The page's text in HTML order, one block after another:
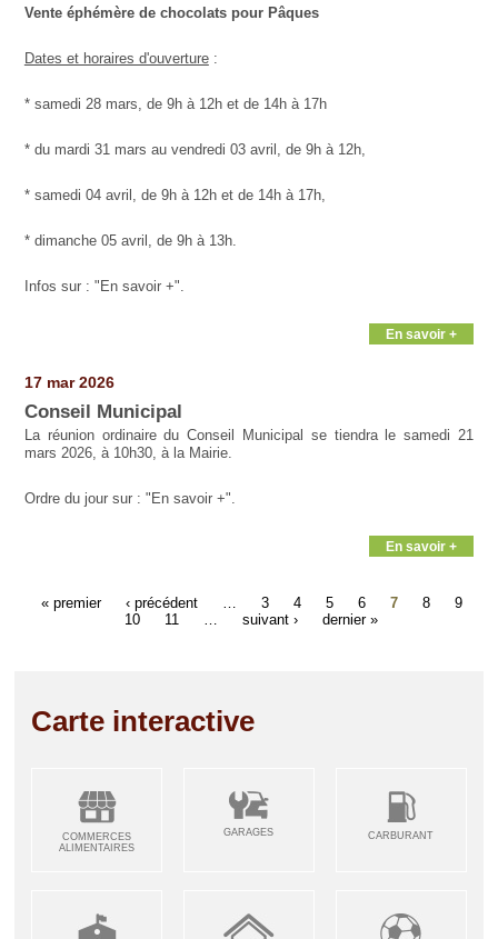
Vente éphémère de chocolats pour Pâques
Dates et horaires d'ouverture:
* samedi 28 mars, de 9h à 12h et de 14h à 17h
* du mardi 31 mars au vendredi 03 avril, de 9h à 12h,
* samedi 04 avril, de 9h à 12h et de 14h à 17h,
* dimanche 05 avril, de 9h à 13h.
Infos sur : "En savoir +".
En savoir +
17 mar 2026
Conseil Municipal
La réunion ordinaire du Conseil Municipal se tiendra le samedi 21
mars 2026, à 10h30, à la Mairie.
Ordre du jour sur : "En savoir +".
En savoir +
« premier ‹ précédent 3 4 5 6 7 8
9
10
11 suivant › dernier »
Carte interactive
COMMERCES
ALIMENTAIRES
GARAGES CARBURANT